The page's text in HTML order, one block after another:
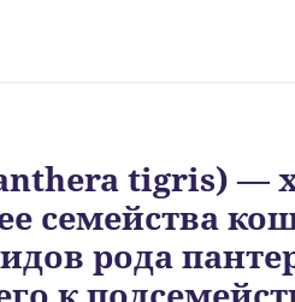
tigris) —
семейства
рода